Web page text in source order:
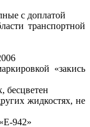
с доплатой
транспортной
«закись
бесцветен
жидкостях, не
942»